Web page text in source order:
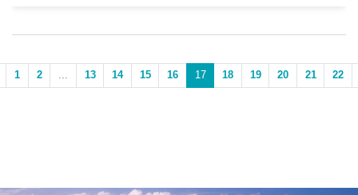
1 2 ... 13 14 15 16 17 18 19 20 21 22